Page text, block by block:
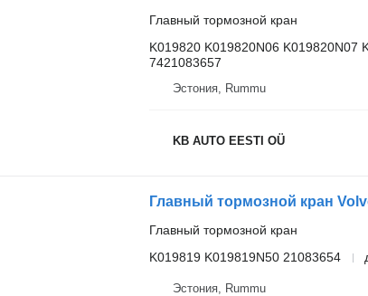
Главный тормозной кран
K019820 K019820N06 K019820N07
7421083657
Эстония, Rummu
KB AUTO EESTI OÜ
Главный тормозной кран
K019819 K019819N50 21083654
Эстония, Rummu